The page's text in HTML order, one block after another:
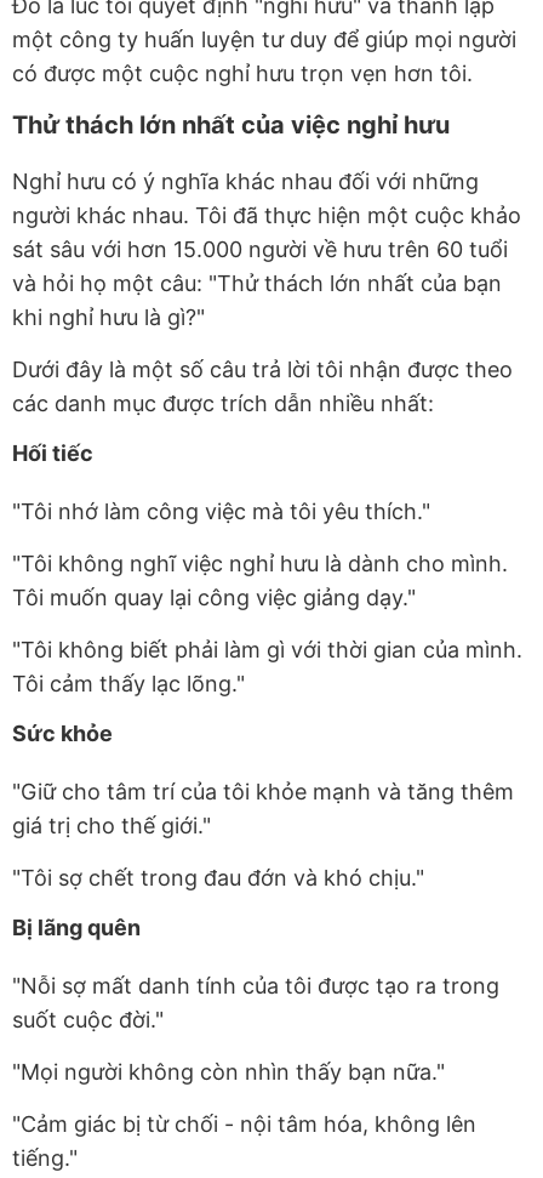
Đó là lúc tôi quyết định "nghỉ hưu" và thành lập
một công ty huấn luyện tư duy để giúp mọi người
có được một cuộc nghỉ hưu trọn vẹn hơn tôi.
Thử thách lớn nhất của việc nghỉ hưu
Nghỉ hưu có ý nghĩa khác nhau đối với những
người khác nhau. Tôi đã thực hiện một cuộc khảo
sát sâu với hơn 15.000 người về hưu trên 60 tuổi
và hỏi họ một câu: "Thử thách lớn nhất của bạn
khi nghỉ hưu là gì?"
Dưới đây là một số câu trả lời tôi nhận được theo
các danh mục được trích dẫn nhiều nhất:
Hối tiếc
"Tôi nhớ làm công việc mà tôi yêu thích."
"Tôi không nghĩ việc nghỉ hưu là dành cho mình.
Tôi muốn quay lại công việc giảng dạy."
"Tôi không biết phải làm gì với thời gian của mình.
Tôi cảm thấy lạc lõng."
Sức khỏe
"Giữ cho tâm trí của tôi khỏe mạnh và tăng thêm
giá trị cho thế giới."
"Tôi sợ chết trong đau đớn và khó chịu."
Bị lãng quên
"Nỗi sợ mất danh tính của tôi được tạo ra trong
suốt cuộc đời."
"Mọi người không còn nhìn thấy bạn nữa."
"Cảm giác bị từ chối - nội tâm hóa, không lên
tiếng."